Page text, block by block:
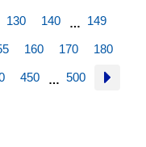
130 140 … 149
160 170 180
450 … 500